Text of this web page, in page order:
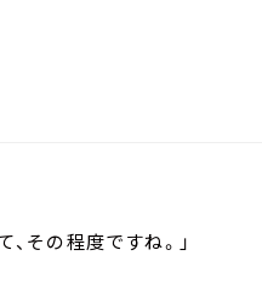
その程度ですね。」